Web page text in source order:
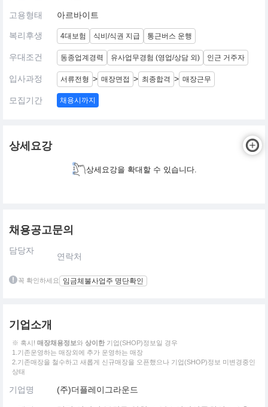
고용형태 아르바이트
복리후생 4대보험 식비/식권 지급 통근버스 운행
우대조건 동종업계경력 유사업무경험 (영업/상담 외) 인근 거주자
입사과정 서류전형 > 매장면접 > 최종합격 > 매장근무
모집기간 채용시까지
상세요강
상세요강을 확대할 수 있습니다.
채용공고문의
담당자
연락처
꼭 확인하세요 임금체불사업주 명단확인
기업소개
※ 혹시! 매장채용정보와 상이한 기업(SHOP)정보일 경우
1.기존운영하는 매장외에 추가 운영하는 매장
2.기존매장을 철수하고 새롭게 신규매장을 오픈했으나 기업(SHOP)정보 미변경중인
상태
기업명 (주)더플레이그라운드